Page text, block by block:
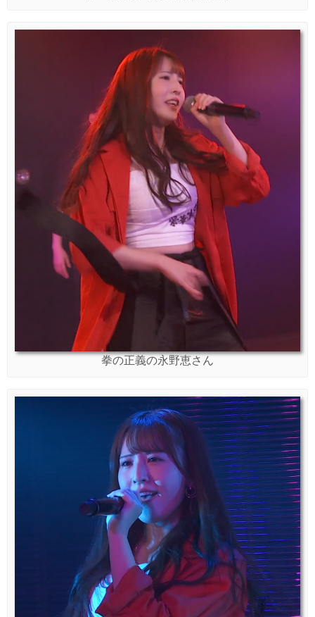
拳の正義の永野恵さん